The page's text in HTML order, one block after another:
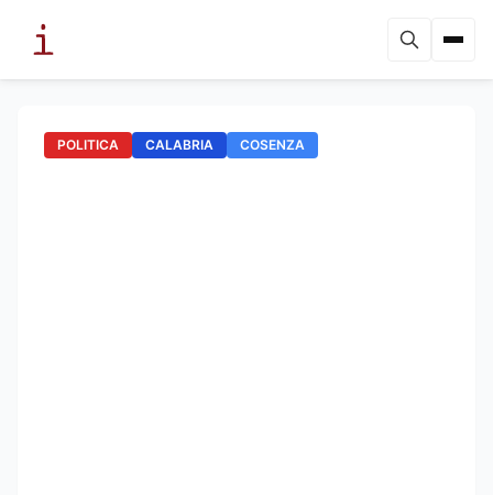
POLITICA CALABRIA COSENZA